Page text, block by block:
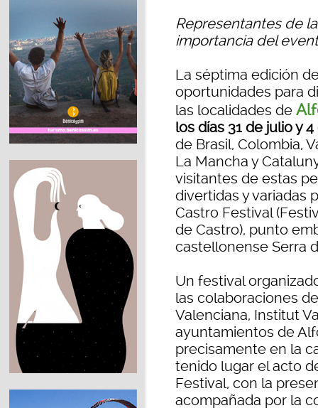
Representantes de
importancia del
La séptima edición
oportunidades para
las localidades de
los días 31 de julio y
de Brasil, Colombia,
La Mancha y
visitantes de estas
divertidas y variadas
Castro Festival
de Castro), punto
castellonense Serra
Un festival
las colaboraciones
Valenciana, Institut
ayuntamientos de
precisamente en la
tenido lugar el acto
Festival, con la
acompañada por la